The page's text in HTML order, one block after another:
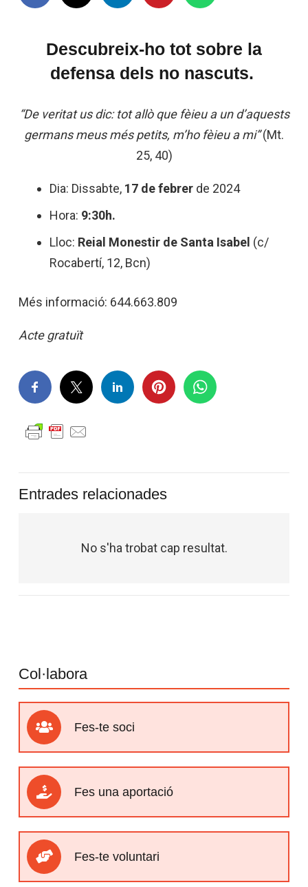
Descubreix-ho tot sobre la
defensa dels no nascuts.
“De veritat us dic: tot allò que fèieu a un d’aquests
germans meus més petits, m’ho fèieu a mi”(Mt.
25, 40)
Dia: Dissabte, 17 de febrer de 2024
Hora: 9:30h.
Lloc: Reial Monestir de Santa Isabel (c/
Rocabertí, 12, Bcn)
Més informació: 644.663.809
Acte gratuït
Entrades relacionades
No s'ha trobat cap resultat.
Col·labora
Fes-te soci
Fes una aportació
Fes-te voluntari